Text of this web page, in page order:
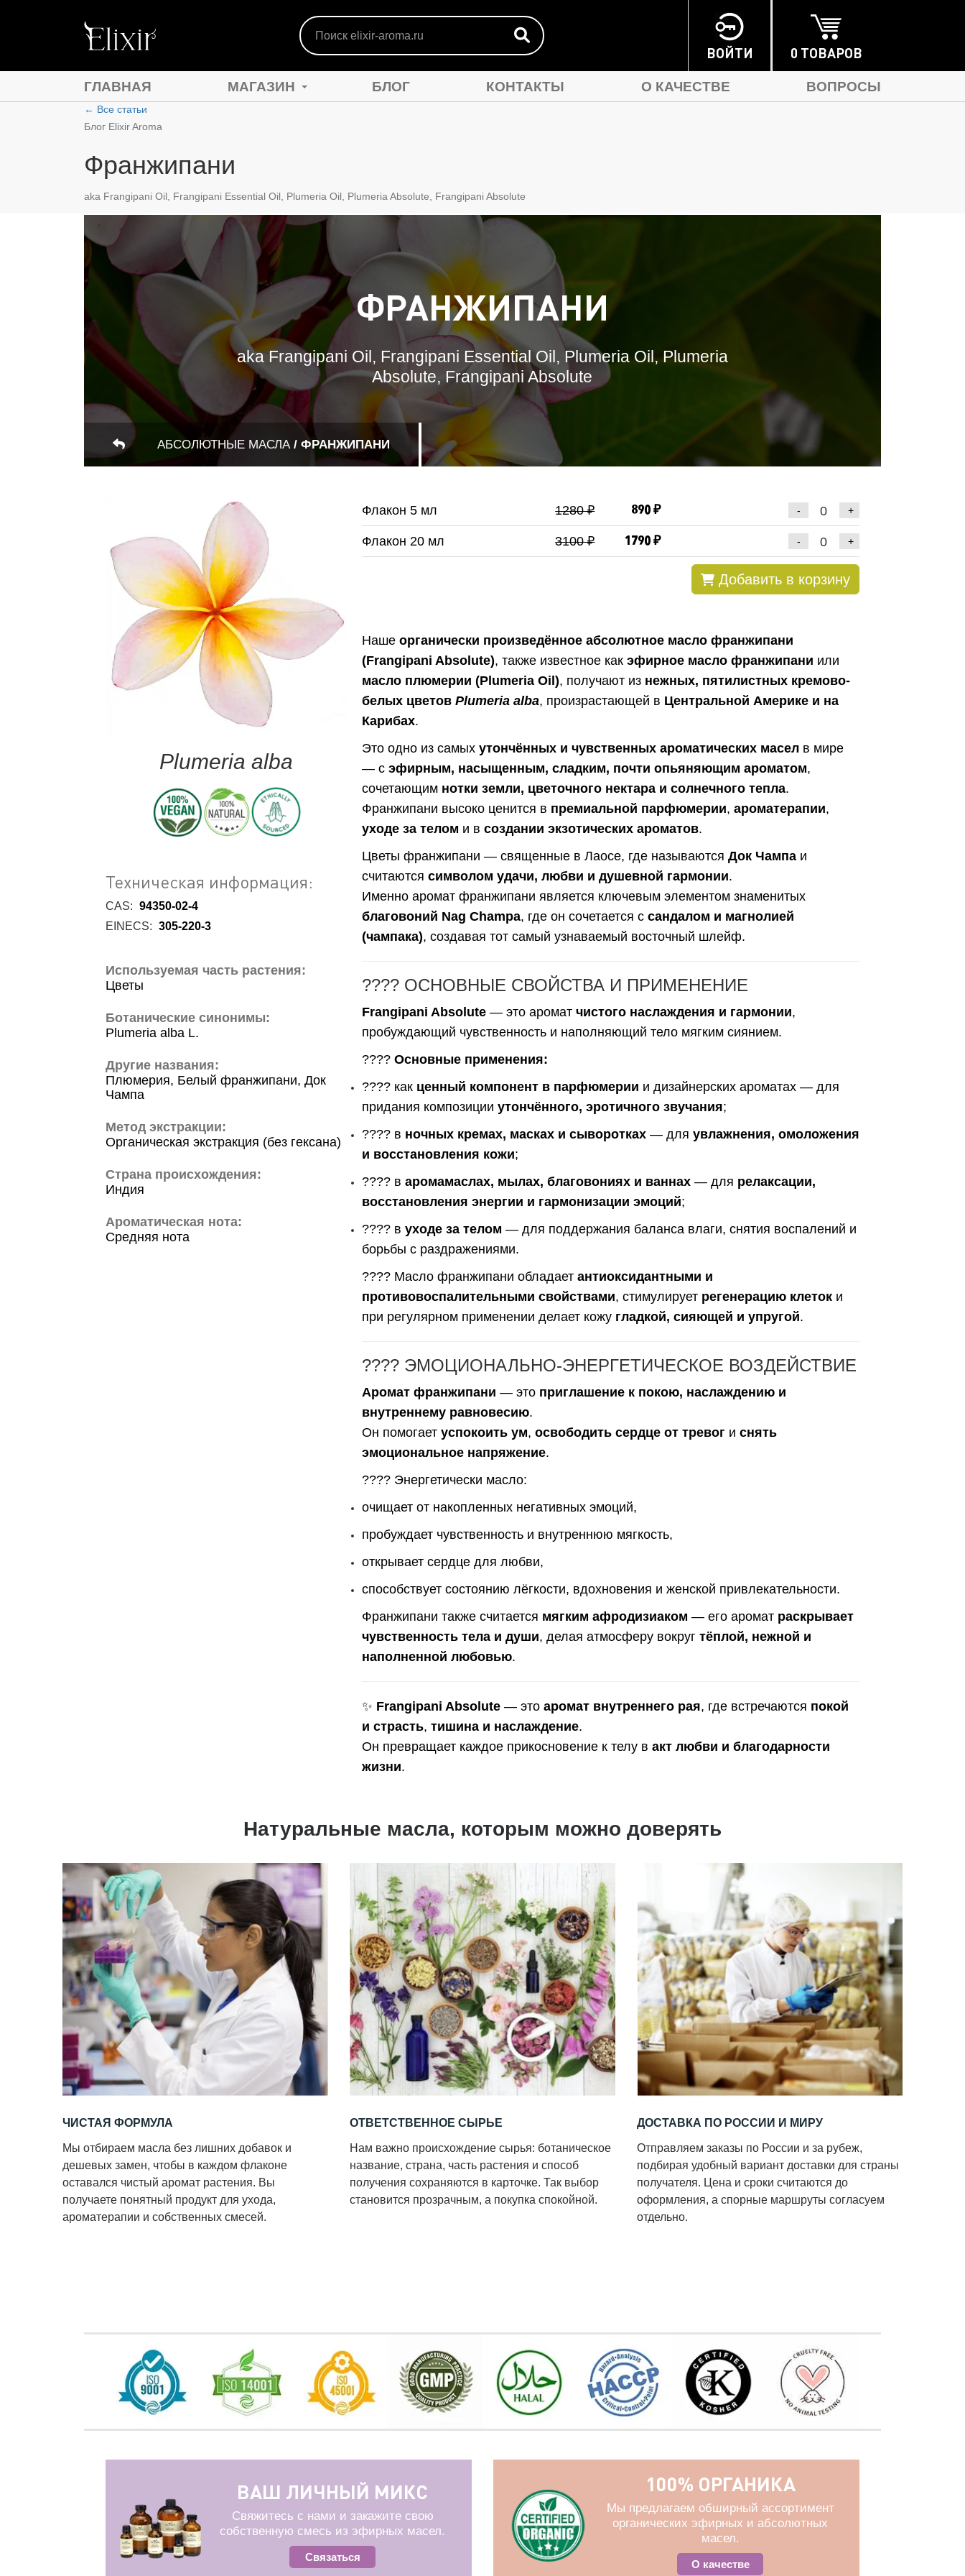
ВОЙТИ 0 ТОВАРОВ
ГЛАВНАЯ МАГАЗИН
ЭФИРНЫЕ МАСЛА АБСОЛЮТНЫЕ МАСЛА
БЛОГ КОНТАКТЫ О КАЧЕСТВЕ ВОПРОСЫ
← Все статьи
Блог Elixir Aroma
Франжипани
aka Frangipani Oil, Frangipani Essential Oil, Plumeria Oil, Plumeria Absolute, Frangipani Absolute
ФРАНЖИПАНИ
aka Frangipani Oil, Frangipani Essential Oil, Plumeria Oil, Plumeria
Absolute, Frangipani Absolute
АБСОЛЮТНЫЕ МАСЛА / ФРАНЖИПАНИ
Plumeria alba
Техническая информация:
CAS: 94350-02-4
EINECS: 305-220-3
Используемая часть растения:
Цветы
Ботанические синонимы:
Plumeria alba L.
Другие названия:
Плюмерия, Белый франжипани, Док
Чампа
Метод экстракции:
Органическая экстракция (без гексана)
Страна происхождения:
Индия
Ароматическая нота:
Средняя нота
Флакон 5 мл 1280 ₽ 890 ₽ - +
Флакон 20 мл 3100 ₽ 1790 ₽ - +
Добавить в корзину
Наше органически произведённое абсолютное масло франжипани
(Frangipani Absolute), также известное как эфирное масло франжипани или
масло плюмерии (Plumeria Oil), получают из нежных, пятилистных кремово-
белых цветов Plumeria alba, произрастающей в Центральной Америке и на
Карибах.
Это одно из самых утончённых и чувственных ароматических масел в мире
— с эфирным, насыщенным, сладким, почти опьяняющим ароматом,
сочетающим нотки земли, цветочного нектара и солнечного тепла.
Франжипани высоко ценится в премиальной парфюмерии, ароматерапии,
уходе за телом и в создании экзотических ароматов.
Цветы франжипани — священные в Лаосе, где называются Док Чампа и
считаются символом удачи, любви и душевной гармонии.
Именно аромат франжипани является ключевым элементом знаменитых
благовоний Nag Champa, где он сочетается с сандалом и магнолией
(чампака), создавая тот самый узнаваемый восточный шлейф.
???? ОСНОВНЫЕ СВОЙСТВА И ПРИМЕНЕНИЕ
Frangipani Absolute — это аромат чистого наслаждения и гармонии,
пробуждающий чувственность и наполняющий тело мягким сиянием.
???? Основные применения:
???? как ценный компонент в парфюмерии и дизайнерских ароматах — для
придания композиции утончённого, эротичного звучания;
???? в ночных кремах, масках и сыворотках — для увлажнения, омоложения
и восстановления кожи;
???? в аромамаслах, мылах, благовониях и ваннах — для релаксации,
восстановления энергии и гармонизации эмоций;
???? в уходе за телом — для поддержания баланса влаги, снятия воспалений и
борьбы с раздражениями.
???? Масло франжипани обладает антиоксидантными и
противовоспалительными свойствами, стимулирует регенерацию клеток и
при регулярном применении делает кожу гладкой, сияющей и упругой.
???? ЭМОЦИОНАЛЬНО-ЭНЕРГЕТИЧЕСКОЕ ВОЗДЕЙСТВИЕ
Аромат франжипани — это приглашение к покою, наслаждению и
внутреннему равновесию.
Он помогает успокоить ум, освободить сердце от тревог и снять
эмоциональное напряжение.
???? Энергетически масло:
очищает от накопленных негативных эмоций,
пробуждает чувственность и внутреннюю мягкость,
открывает сердце для любви,
способствует состоянию лёгкости, вдохновения и женской привлекательности.
Франжипани также считается мягким афродизиаком — его аромат раскрывает
чувственность тела и души, делая атмосферу вокруг тёплой, нежной и
наполненной любовью.
✨ Frangipani Absolute — это аромат внутреннего рая, где встречаются покой
и страсть, тишина и наслаждение.
Он превращает каждое прикосновение к телу в акт любви и благодарности
жизни.
Натуральные масла, которым можно доверять
ЧИСТАЯ ФОРМУЛА
Мы отбираем масла без лишних добавок и
дешевых замен, чтобы в каждом флаконе
оставался чистый аромат растения. Вы
получаете понятный продукт для ухода,
ароматерапии и собственных смесей.
ОТВЕТСТВЕННОЕ СЫРЬЕ
Нам важно происхождение сырья: ботаническое
название, страна, часть растения и способ
получения сохраняются в карточке. Так выбор
становится прозрачным, а покупка спокойной.
ДОСТАВКА ПО РОССИИ И МИРУ
Отправляем заказы по России и за рубеж,
подбирая удобный вариант доставки для страны
получателя. Цена и сроки считаются до
оформления, а спорные маршруты согласуем
отдельно.
ВАШ ЛИЧНЫЙ МИКС
Свяжитесь с нами и закажите свою
собственную смесь из эфирных масел.
Связаться
100% ОРГАНИКА
Мы предлагаем обширный ассортимент
органических эфирных и абсолютных
масел.
О качестве